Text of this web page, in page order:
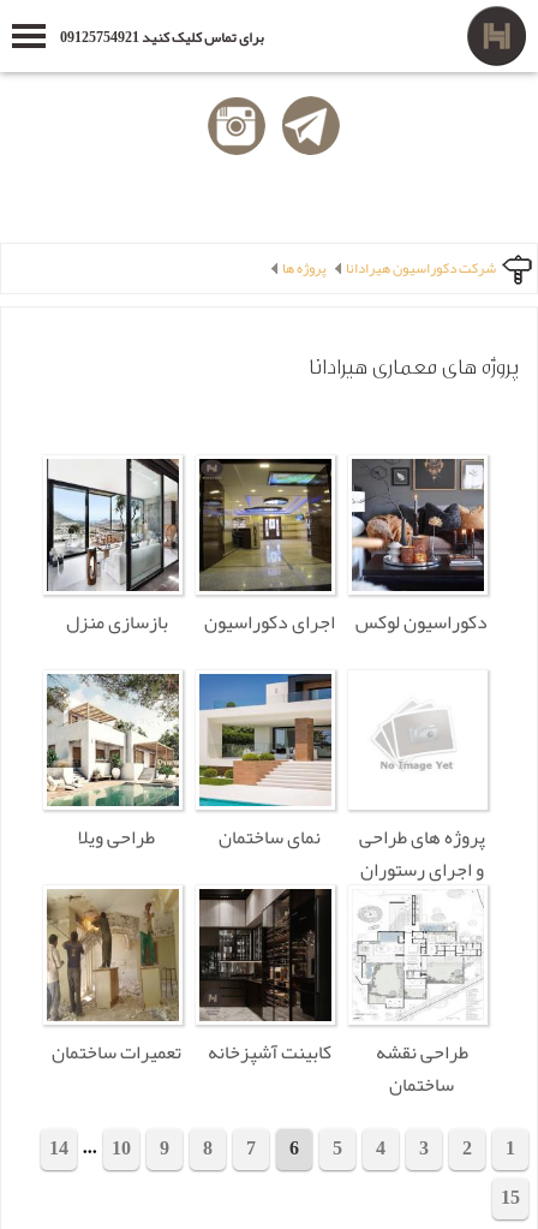
برای تماس کلیک کنید 09125754921
شرکت دکوراسیون هیرادانا پروژه ها
پروژه های معماری هیرادانا
دکوراسیون لوکس اجرای دکوراسیون بازسازی منزل
پروژه های طراحی
و اجرای رستوران
و کافه
نمای ساختمان طراحی ویلا
طراحی نقشه
ساختمان
کابینت آشپزخانه تعمیرات ساختمان
1
2
3
4
5
6
7
8
9
10
...
14
15